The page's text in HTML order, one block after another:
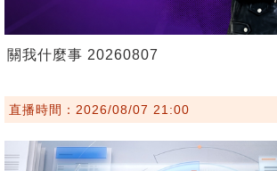
關我什麼事 20260807
直播時間：2026/08/07 21:00